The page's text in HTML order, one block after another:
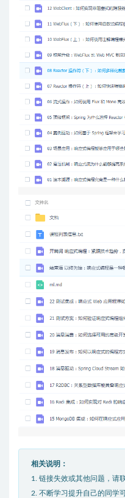
相关说明：
1. 链接失效或其他问题，请
2. 不断学习提升自己的同学